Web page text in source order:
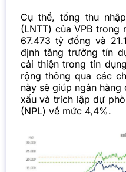
Cụ thể, tổng thu
(LNTT) của VPB
67.473 tỷ đồng và
định tăng trưởng tín
cải thiện trong tín
rộng thông qua các
này sẽ giúp ngân
xấu và trích lập dự
(NPL) về mức 4,4%.